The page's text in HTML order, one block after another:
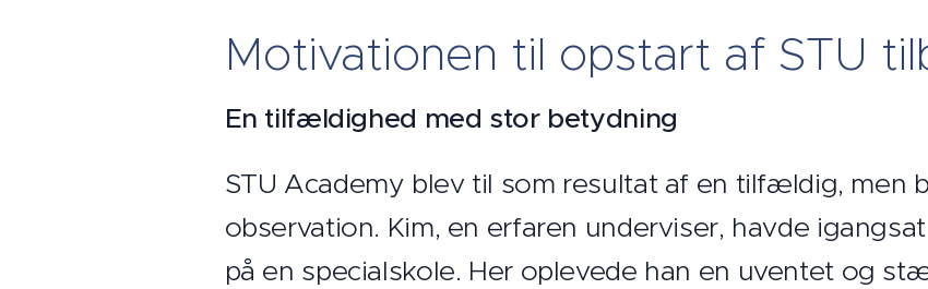
Motivationen til opstart af STU
En tilfældighed med stor betydning
STU Academy blev til som resultat af en tilfældig, men
observation. Kim, en erfaren underviser, havde
på en specialskole. Her oplevede han en uventet og